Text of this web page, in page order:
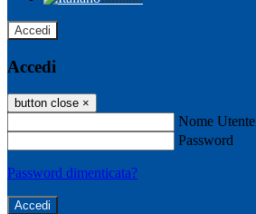
Accedi
Accedi
button close ×
Nome Utente
Password
Password dimenticata?